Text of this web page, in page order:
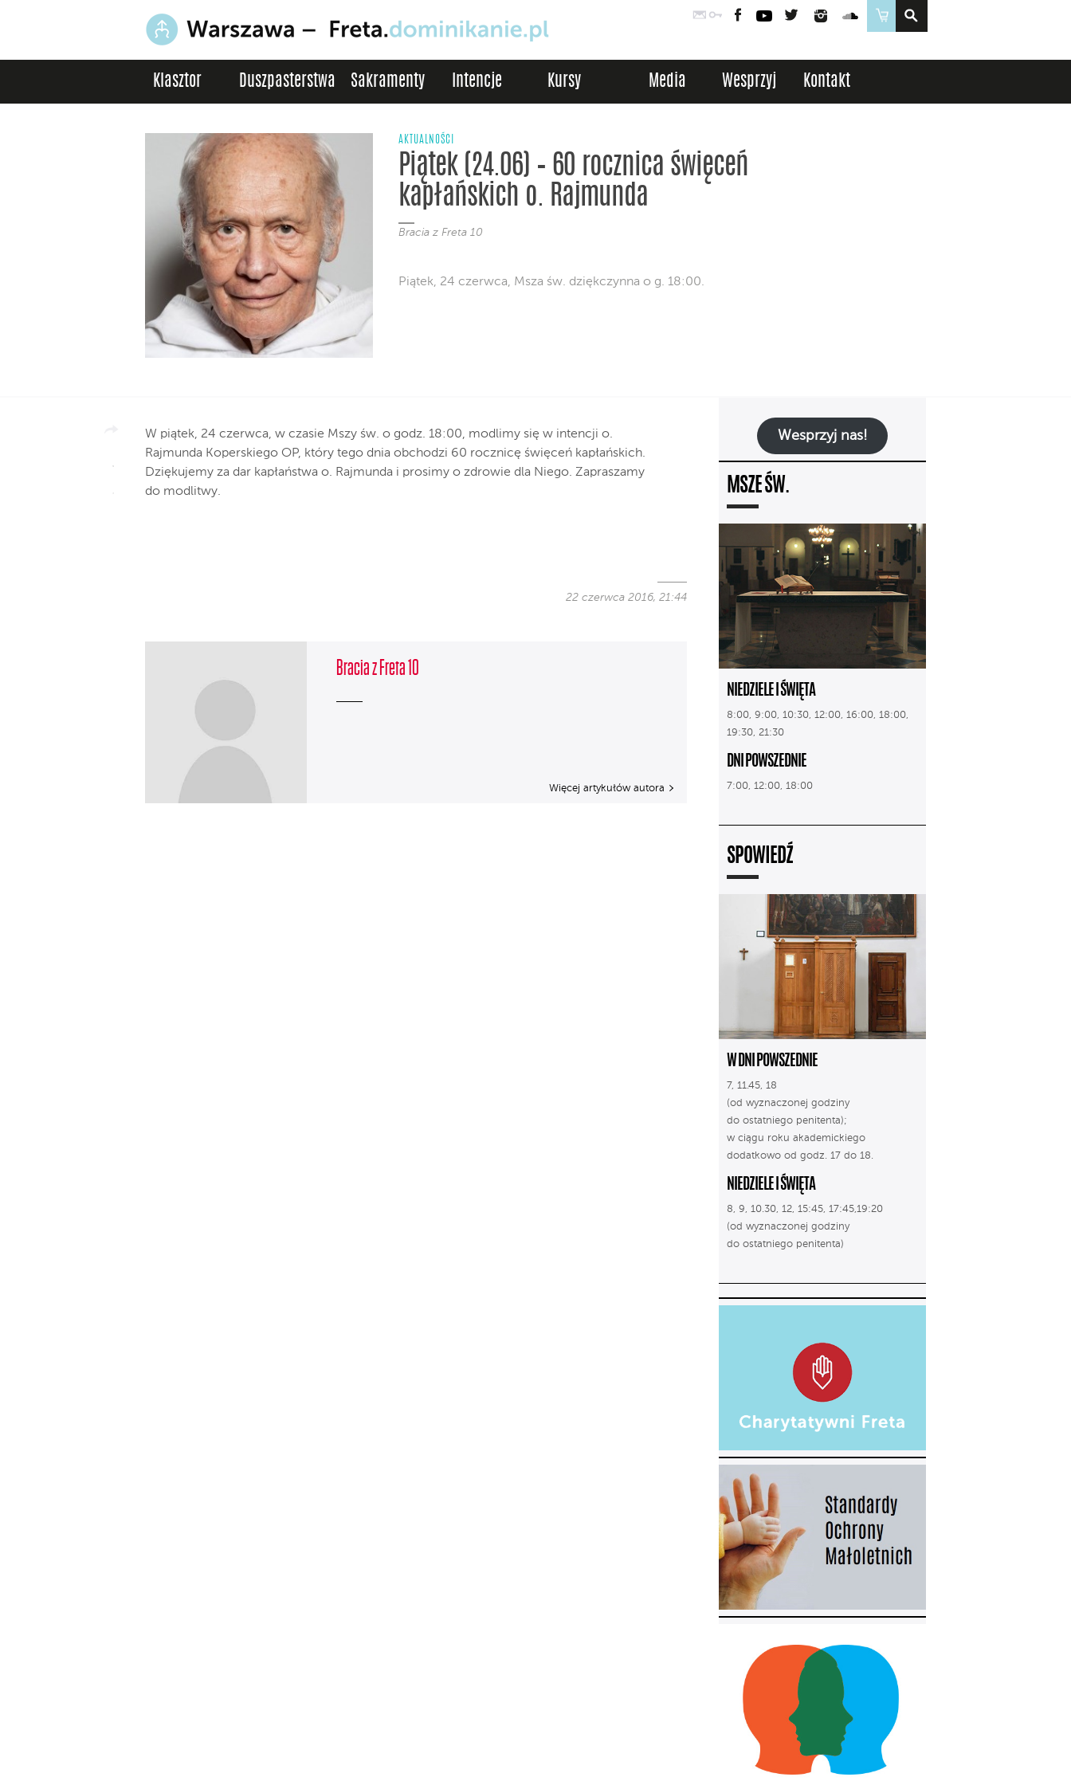
PocztaLogowanie
FacebookYouTubeTwitter InstagramSoundCloud
Sklep
Klasztor Duszpasterstwa Sakramenty Intencje Kursy Media Wesprzyj Kontakt
AKTUALNOŚCI
Piątek (24.06) – 60 rocznica święceń
kapłańskich o. Rajmunda
Bracia z Freta 10
Piątek, 24 czerwca, Msza św. dziękczynna o g. 18:00.
W piątek, 24 czerwca, w czasie Mszy św. o godz. 18:00, modlimy się w intencji o.
Rajmunda Koperskiego OP, który tego dnia obchodzi 60 rocznicę święceń kapłańskich.
Dziękujemy za dar kapłaństwa o. Rajmunda i prosimy o zdrowie dla Niego. Zapraszamy
do modlitwy.
22 czerwca 2016, 21:44
Bracia z Freta 10
Więcej artykułów autora
Wesprzyj nas!
MSZE ŚW.
NIEDZIELE I ŚWIĘTA
8:00, 9:00, 10:30, 12:00, 16:00, 18:00,
19:30, 21:30
DNI POWSZEDNIE
7:00, 12:00, 18:00
SPOWIEDŹ
W DNI POWSZEDNIE
7, 11.45, 18
(od wyznaczonej godziny
do ostatniego penitenta);
w ciągu roku akademickiego
dodatkowo od godz. 17 do 18.
NIEDZIELE I ŚWIĘTA
8, 9, 10.30, 12, 15:45, 17:45,19:20
(od wyznaczonej godziny
do ostatniego penitenta)